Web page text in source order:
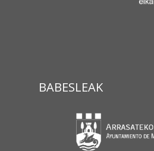
BABESLEAK